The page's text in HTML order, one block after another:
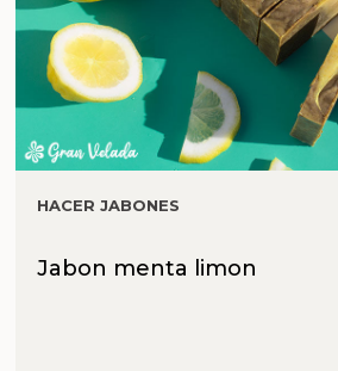
HACER JABONES
Jabon menta limon